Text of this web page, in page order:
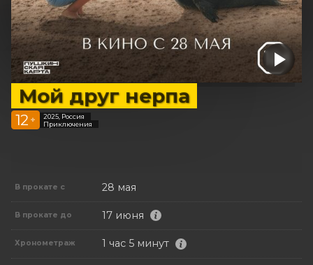
Мой друг нерпа
12 +
2025, Россия
Приключения
В прокате с 28 мая
В прокате до 17 июня
Хронометраж 1 час 5 минут